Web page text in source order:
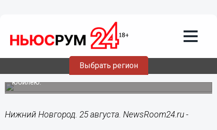
Выбрать регион
Масштабное благоустройство
проведут в Балахне к 550-летию
города
Разработана комплексная программа подготовки к
юбилею.
Нижний Новгород. 25 августа. NewsRoom24.ru -